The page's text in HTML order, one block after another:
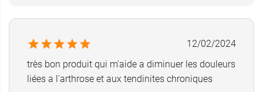
12/02/2024
très bon produit qui m'aide a diminuer les douleurs
liées a l'arthrose et aux tendinites chroniques